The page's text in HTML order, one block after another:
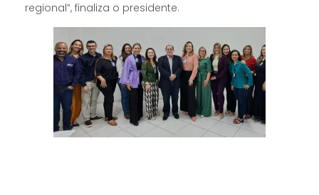
regional”, finaliza o presidente.